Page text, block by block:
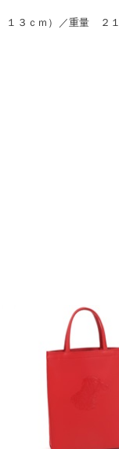
３ｃｍ）／重量 ２１